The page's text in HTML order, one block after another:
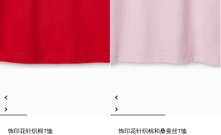
饰印花针织棉T恤
饰印花针织棉和桑蚕丝T恤